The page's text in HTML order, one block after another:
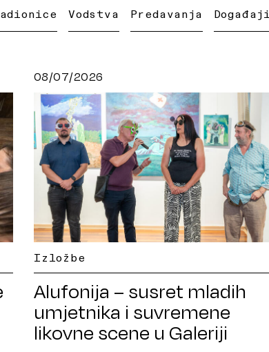
Vodstva Predavanja Događaji
08/07/2026
Izložbe
Alufonija – susret mladih
umjetnika i suvremene
likovne scene u Galeriji